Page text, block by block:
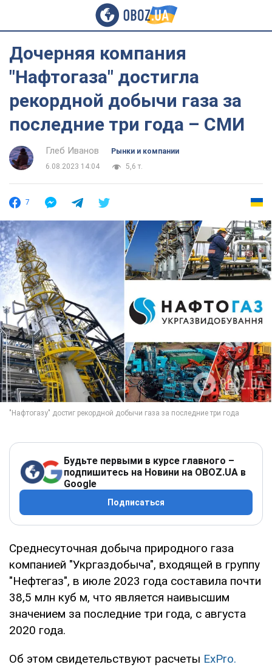
Дочерняя компания
"Нафтогаза" достигла
рекордной добычи газа за
последние три года – СМИ
Глеб Иванов
Рынки и компании
6.08.2023 14:04
5,6 т.
7
Будьте первыми в курсе главного –
подпишитесь на Новини на OBOZ.UA в
Google
Подписаться
Среднесуточная добыча природного газа
компанией "Укргаздобыча", входящей в группу
"Нефтегаз", в июле 2023 года составила почти
38,5 млн куб м, что является наивысшим
значением за последние три года, с августа
2020 года.
Об этом свидетельствуют расчеты ExPro.